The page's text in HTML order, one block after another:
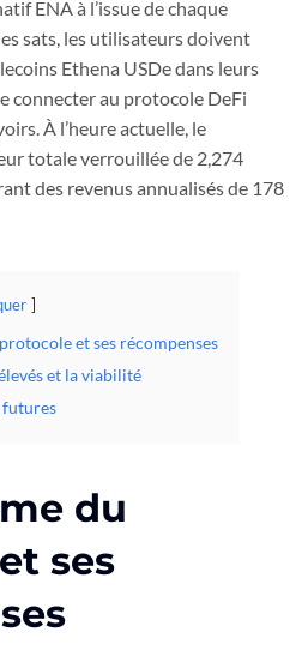
ENA à l’issue de chaque
sats, les utilisateurs doivent
Ethena USDe dans leurs
connecter au protocole DeFi
À l’heure actuelle, le
totale verrouillée de 2,274
des revenus annualisés de 178
protocole et ses récompenses
et la viabilité
futures
du
ses